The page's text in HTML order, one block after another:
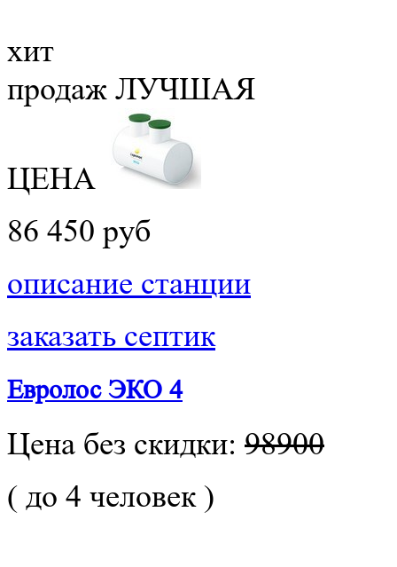
хит
продаж ЛУЧШАЯ
ЦЕНА
86 450 руб
описание станции
заказать септик
Евролос ЭКО 4
Цена без скидки: 98900
( до 4 человек )